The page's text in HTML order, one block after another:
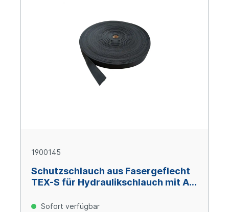
1900145
Schutzschlauch aus Fasergeflecht
TEX-S für Hydraulikschlauch mit AD
Sofort verfügbar